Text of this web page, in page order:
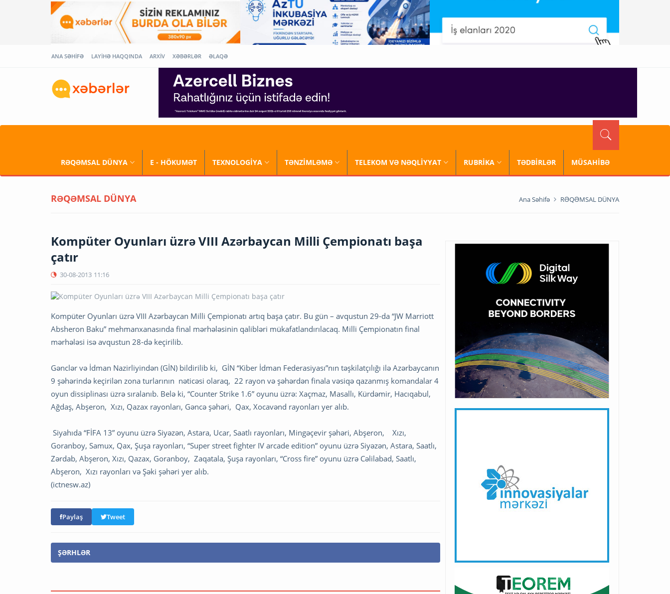
ANA SƏHİFƏ LAYİHƏ HAQQINDA ARXİV XƏBƏRLƏR ƏLAQƏ
RƏQƏMSAL DÜNYA E - HÖKUMƏT TEXNOLOGİYA TƏNZİMLƏMƏ TELEKOM VƏ NƏQLİYYAT RUBRİKA TƏDBİRLƏR MÜSAHİBƏ
RƏQƏMSAL DÜNYA Ana Səhifə RƏQƏMSAL DÜNYA
Kompüter Oyunları üzrə VIII Azərbaycan Milli Çempionatı başa
çatır
30-08-2013 11:16
Kompüter Oyunları üzrə VIII Azərbaycan Milli Çempionatı artıq başa çatır. Bu gün – avqustun 29-da “JW Marriott
Absheron Baku” mehmanxanasında final mərhələsinin qalibləri mükafatlandırılacaq. Milli Çempionatın final
mərhələsi isə avqustun 28-də keçirilib.
Gənclər və İdman Nazirliyindən (GİN) bildirilib ki, GİN “Kiber İdman Federasiyası”nın təşkilatçılığı ilə Azərbaycanın
9 şəhərində keçirilən zona turlarının nəticəsi olaraq, 22 rayon və şəhərdən finala vəsiqə qazanmış komandalar 4
oyun dissiplinası üzrə sıralanıb. Belə ki, “Counter Strike 1.6” oyunu üzrə: Xaçmaz, Masallı, Kürdəmir, Hacıqabul,
Ağdaş, Abşeron, Xızı, Qazax rayonları, Gəncə şəhəri, Qax, Xocavənd rayonları yer alıb.
Siyahıda “FİFA 13” oyunu üzrə Siyəzən, Astara, Ucar, Saatlı rayonları, Mingəçevir şəhəri, Abşeron, Xızı,
Goranboy, Samux, Qax, Şuşa rayonları, “Super street fighter IV arcade edition” oyunu üzrə Siyəzən, Astara, Saatlı,
Zərdab, Abşeron, Xızı, Qazax, Goranboy, Zaqatala, Şuşa rayonları, “Cross fire” oyunu üzrə Cəlilabad, Saatlı,
Abşeron, Xızı rayonları və Şəki şəhəri yer alıb.
(ictnesw.az)
Paylaş Tweet
ŞƏRHLƏR